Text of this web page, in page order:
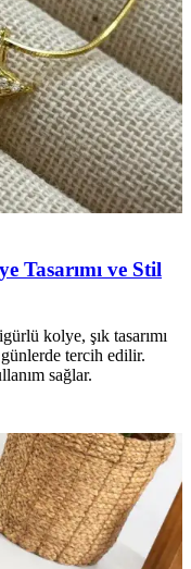
Tasarımı ve Stil
kolye, şık tasarımı
tercih edilir.
sağlar.